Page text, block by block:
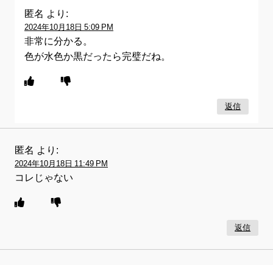
匿名 より:
2024年10月18日 5:09 PM
非常に分かる。
色が水色か黒だったら完璧だね。
返信
匿名 より:
2024年10月18日 11:49 PM
コレじゃない
返信